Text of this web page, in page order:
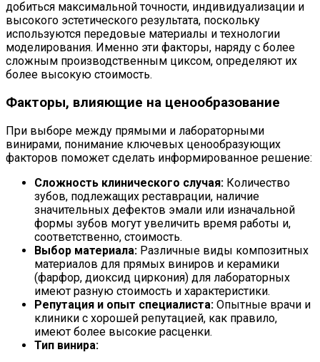
добиться максимальной точности, индивидуализации и
высокого эстетического результата, поскольку
используются передовые материалы и технологии
моделирования. Именно эти факторы, наряду с более
сложным производственным циксом, определяют их
более высокую стоимость.
Факторы, влияющие на ценообразование
При выборе между прямыми и лабораторными
винирами, понимание ключевых ценообразующих
факторов поможет сделать информированное решение:
Сложность клинического случая: Количество
зубов, подлежащих реставрации, наличие
значительных дефектов эмали или изначальной
формы зубов могут увеличить время работы и,
соответственно, стоимость.
Выбор материала: Различные виды композитных
материалов для прямых виниров и керамики
(фарфор, диоксид циркония) для лабораторных
имеют разную стоимость и характеристики.
Репутация и опыт специалиста: Опытные врачи и
клиники с хорошей репутацией, как правило,
имеют более высокие расценки.
Тип винира: